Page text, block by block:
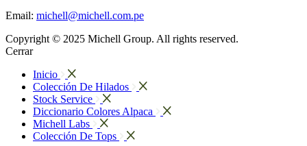
Email: michell@michell.com.pe
Copyright © 2025 Michell Group. All rights reserved.
Cerrar
Inicio
Colección De Hilados
Stock Service
Diccionario Colores Alpaca
Michell Labs
Colección De Tops